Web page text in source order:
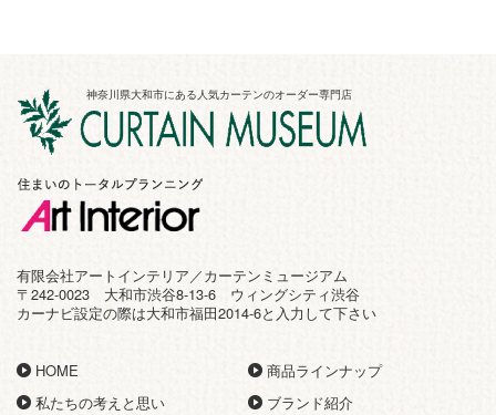
神奈川県大和市にある人気カーテンのオーダー専門店
有限会社アートインテリア／カーテンミュージアム
〒242-0023 大和市渋谷8-13-6 ウィングシティ渋谷
カーナビ設定の際は大和市福田2014-6と入力して下さい
HOME
私たちの考えと思い
商品ラインナップ
ブランド紹介